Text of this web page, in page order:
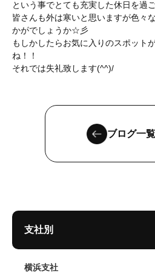
という事でとても充実した休日を過
皆さんも外は寒いと思いますが色々
かがでしょうか☆彡
もしかしたらお気に入りのスポット
ね！！
それでは失礼致します(^^)/
ブログ一
支社別
横浜支社